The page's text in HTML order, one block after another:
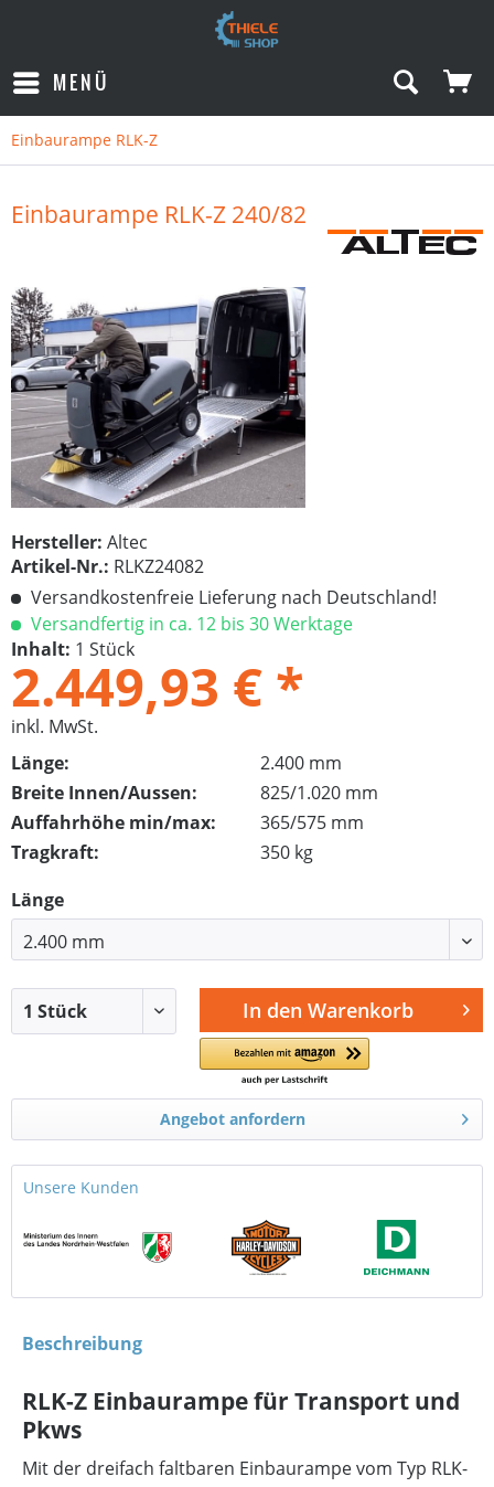
MENÜ
Einbaurampe RLK-Z
Einbaurampe RLK-Z 240/82
Hersteller: Altec
Artikel-Nr.: RLKZ24082
Versandkostenfreie Lieferung nach Deutschland!
Versandfertig in ca. 12 bis 30 Werktage
Inhalt: 1 Stück
2.449,93 € *
inkl. MwSt.
Länge:
2.400 mm
Breite Innen/Aussen:
825/1.020 mm
Auffahrhöhe min/max:
365/575 mm
Tragkraft:
350 kg
Länge
In den Warenkorb
Angebot anfordern
Unsere Kunden
Beschreibung
RLK-Z Einbaurampe für Transport und
Pkws
Mit der dreifach faltbaren Einbaurampe vom Typ RLK-